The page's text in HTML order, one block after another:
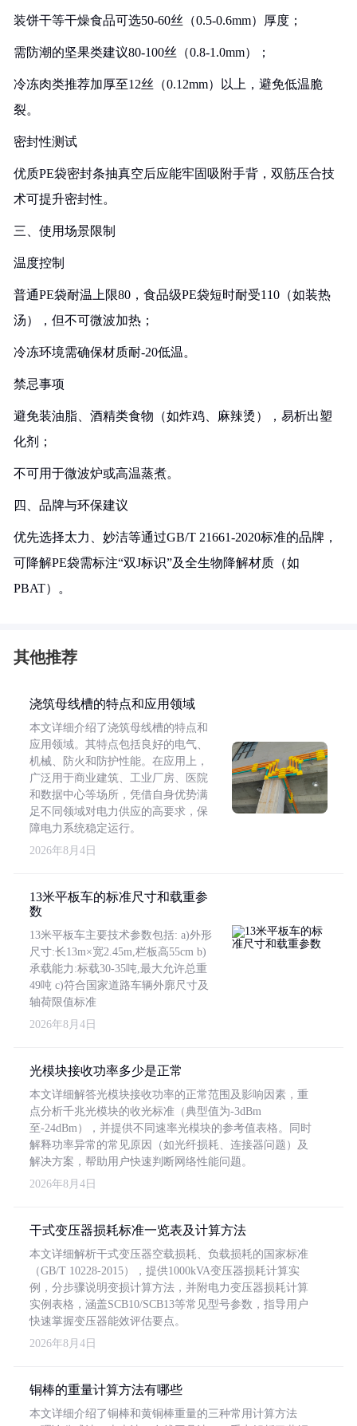
装饼干等干燥食品可选50-60丝（0.5-0.6mm）厚度‌；
需防潮的坚果类建议80-100丝（0.8-1.0mm）‌；
冷冻肉类推荐加厚至12丝（0.12mm）以上，避免低温脆
裂。
密封性测试‌
优质PE袋密封条抽真空后应能牢固吸附手背，双筋压合技
术可提升密封性‌。
三、使用场景限制
温度控制‌
普通PE袋耐温上限80，食品级PE袋短时耐受110（如装热
汤），但不可微波加热‌；
冷冻环境需确保材质耐-20低温。
禁忌事项‌
避免装油脂、酒精类食物（如炸鸡、麻辣烫），易析出塑
化剂‌；
不可用于微波炉或高温蒸煮‌。
四、品牌与环保建议
优先选择太力、妙洁等通过GB/T 21661-2020标准的品牌‌，
可降解PE袋需标注“双J标识”及全生物降解材质（如
PBAT）‌。
其他推荐
浇筑母线槽的特点和应用领域
本文详细介绍了浇筑母线槽的特点和
应用领域。其特点包括良好的电气、
机械、防火和防护性能。在应用上，
广泛用于商业建筑、工业厂房、医院
和数据中心等场所，凭借自身优势满
足不同领域对电力供应的高要求，保
障电力系统稳定运行。
2026年8月4日
13米平板车的标准尺寸和载重参
数
13米平板车主要技术参数包括: a)外形
尺寸:长13m×宽2.45m,栏板高55cm b)
承载能力:标载30-35吨,最大允许总重
49吨 c)符合国家道路车辆外廓尺寸及
轴荷限值标准
2026年8月4日
光模块接收功率多少是正常
本文详细解答光模块接收功率的正常范围及影响因素，重
点分析千兆光模块的收光标准（典型值为-3dBm
至-24dBm），并提供不同速率光模块的参考值表格。同时
解释功率异常的常见原因（如光纤损耗、连接器问题）及
解决方案，帮助用户快速判断网络性能问题。
2026年8月4日
干式变压器损耗标准一览表及计算方法
本文详细解析干式变压器空载损耗、负载损耗的国家标准
（GB/T 10228-2015），提供1000kVA变压器损耗计算实
例，分步骤说明变损计算方法，并附电力变压器损耗计算
实例表格，涵盖SCB10/SCB13等常见型号参数，指导用户
快速掌握变压器能效评估要点。
2026年8月4日
铜棒的重量计算方法有哪些
本文详细介绍了铜棒和黄铜棒重量的三种常用计算方法